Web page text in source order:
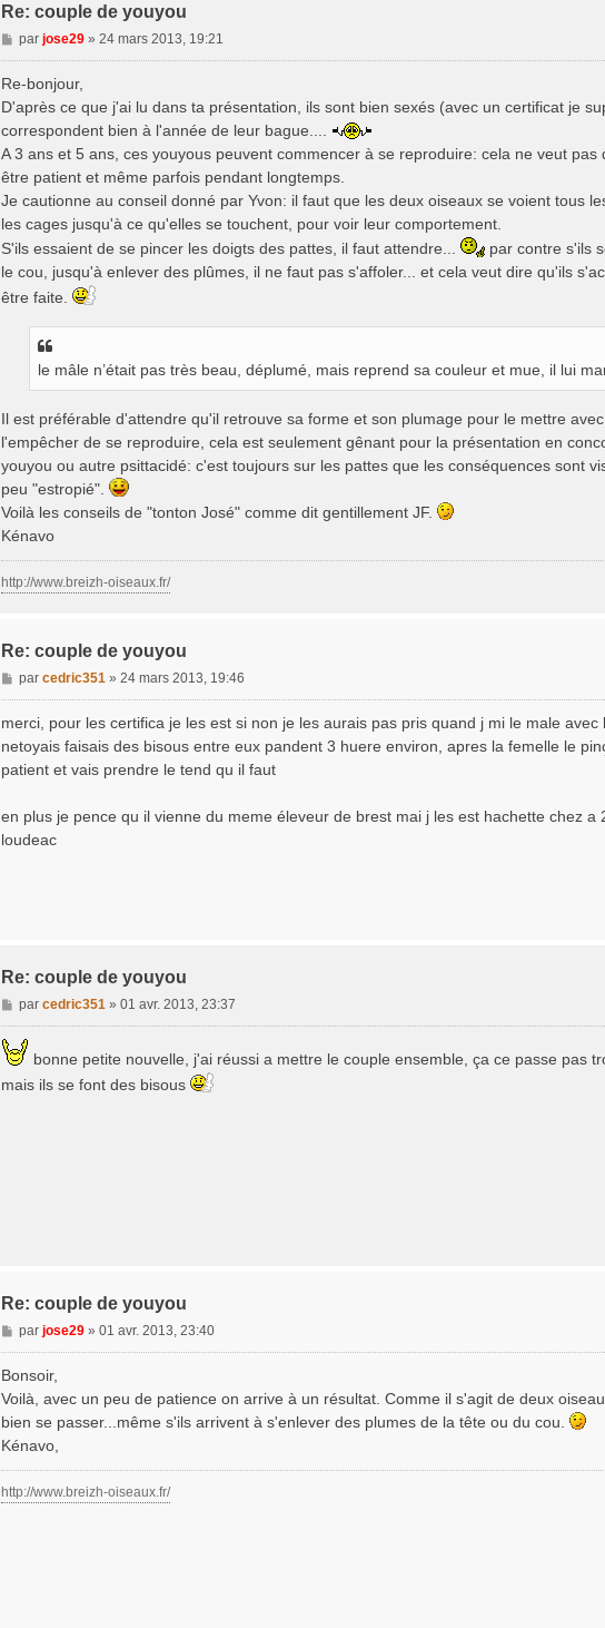
Re: couple de youyou
M
e
a
g
e
par jose29» 24 mars 2013, 19:21
Re-bonjour,
D'après ce que j'ai lu dans ta présentation, ils sont bien sexés (avec un certificat je
correspondent bien à l'année de leur bague....
A 3 ans et 5 ans, ces youyous peuvent commencer à se reproduire: cela ne veut
être patient et même parfois pendant longtemps.
Je cautionne au conseil donné par Yvon: il faut que les deux oiseaux se voient tous
les cages jusqu'à ce qu'elles se touchent, pour voir leur comportement.
S'ils essaient de se pincer les doigts des pattes, il faut attendre...
par contre s'ils
le cou, jusqu'à enlever des plûmes, il ne faut pas s'affoler... et cela veut dire qu'ils
être faite.
le mâle n’était pas très beau, déplumé, mais reprend sa couleur et mue, il lui
Il est préférable d'attendre qu'il retrouve sa forme et son plumage pour le mettre
l'empêcher de se reproduire, cela est seulement gênant pour la présentation en
youyou ou autre psittacidé: c'est toujours sur les pattes que les conséquences sont
peu "estropié".
Voilà les conseils de "tonton José" comme dit gentillement JF.
Kénavo
http://www.breizh-oiseaux.fr/
Re: couple de youyou
M
e
a
g
par cedric351 » 24 mars 2013, 19:46
merci, pour les certifica je les est si non je les aurais pas pris quand j mi le male
netoyais faisais des bisous entre eux pandent 3 huere environ, apres la femelle le
patient et vais prendre le tend qu il faut
en plus je pence qu il vienne du meme éleveur de brest mai j les est hachette chez
loudeac
Re: couple de youyou
M
e
s
a
par cedric351 » 01 avr. 2013, 23:37
bonne petite nouvelle, j'ai réussi a mettre le couple ensemble, ça ce passe pas
mais ils se font des bisous
Re: couple de youyou
M
e
a
g
e
par jose29» 01 avr. 2013, 23:40
Bonsoir,
Voilà, avec un peu de patience on arrive à un résultat. Comme il s'agit de deux
bien se passer...même s'ils arrivent à s'enlever des plumes de la tête ou du cou.
Kénavo,
http://www.breizh-oiseaux.fr/